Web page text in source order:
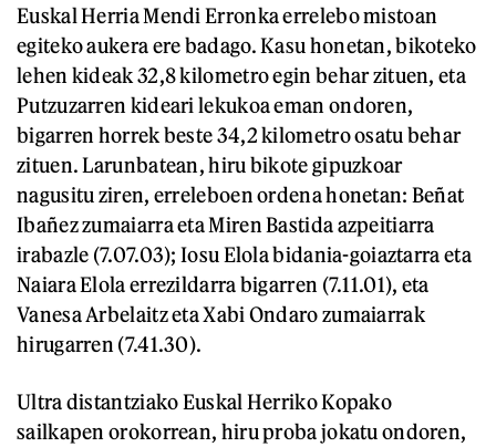
Euskal Herria Mendi Erronka errelebo mistoan
egiteko aukera ere badago. Kasu honetan, bikoteko
lehen kideak 32,8 kilometro egin behar zituen, eta
Putzuzarren kideari lekukoa eman ondoren,
bigarren horrek beste 34,2 kilometro osatu behar
zituen. Larunbatean, hiru bikote gipuzkoar
nagusitu ziren, erreleboen ordena honetan: Beñat
Ibañez zumaiarra eta Miren Bastida azpeitiarra
irabazle (7.07.03); Iosu Elola bidania-goiaztarra eta
Naiara Elola errezildarra bigarren (7.11.01), eta
Vanesa Arbelaitz eta Xabi Ondaro zumaiarrak
hirugarren (7.41.30).
Ultra distantziako Euskal Herriko Kopako
sailkapen orokorrean, hiru proba jokatu ondoren,